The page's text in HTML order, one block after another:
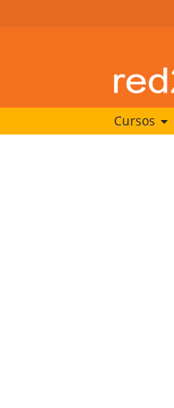
Cursos